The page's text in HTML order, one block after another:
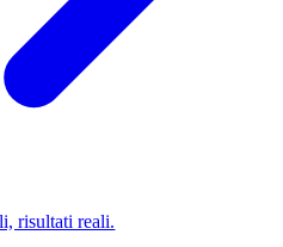
risultati reali.